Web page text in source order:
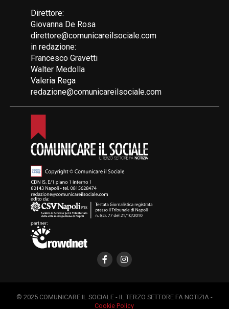
Direttore:
Giovanna De Rosa
direttore@comunicareilsociale.com
in redazione:
Francesco Gravetti
Walter Medolla
Valeria Rega
redazione@comunicareilsociale.com
© 2025 COMUNICARE IL SOCIALE - IL TERZO SETTORE FA NOTIZIA -
Cookie Policy